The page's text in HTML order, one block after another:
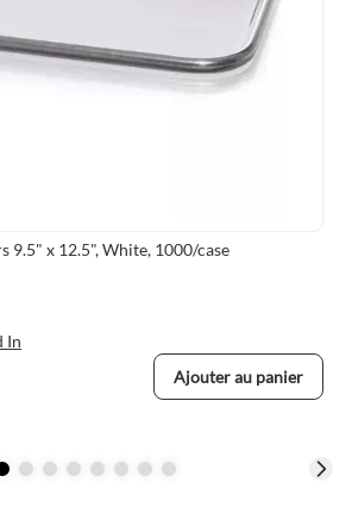
9.5" x 12.5", White, 1000/case
In
Ajouter au panier